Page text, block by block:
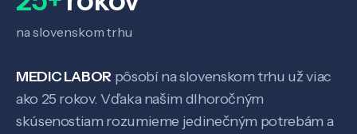
Veda a výskum
Pôsobenie
Know-how
na slovenskom trhu
MEDIC LABOR pôsobí na slovenskom trhu už viac
ako 25 rokov. Vďaka našim dlhoročným
skúsenostiam rozumieme jedinečným potrebám a